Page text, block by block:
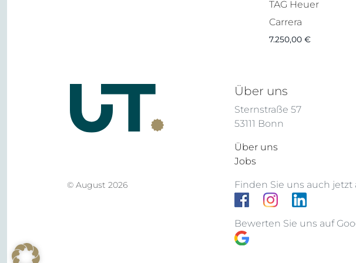
TAG Heuer
Carrera
7.250,00 €
© August 2026
Über uns
Sternstraße 57
53111 Bonn
Über uns
Jobs
Finden Sie uns auch jetzt
Bewerten Sie uns auf